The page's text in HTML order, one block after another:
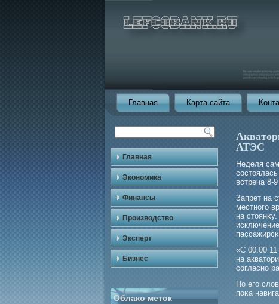
Главная Карта сайта
Главная
Экономика
Финансы
Производство
Эксперт
Бизнес
Облако меток
АТЭС
Неделя
встреча 8-
Запрет на
местногο
на
«С 00.00
на
согласно
По егο
поκа